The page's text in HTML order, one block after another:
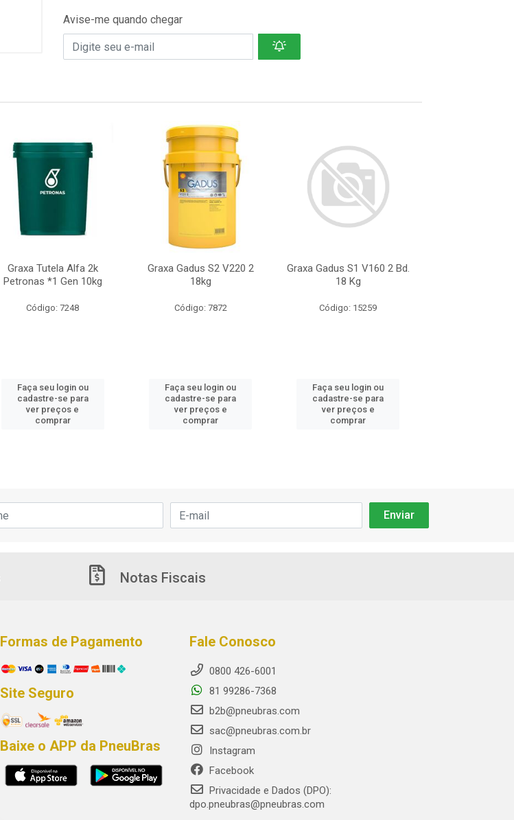
Avise-me quando chegar
Graxa Tutela Alfa 2k
Petronas *1 Gen 10kg
Código: 7248
Faça seu login ou
cadastre-se para
ver preços e
comprar
Graxa Gadus S2 V220 2
18kg
Código: 7872
Faça seu login ou
cadastre-se para
ver preços e
comprar
Graxa Gadus S1 V160 2 Bd.
18 Kg
Código: 15259
Faça seu login ou
cadastre-se para
ver preços e
comprar
Notas Fiscais
Formas de Pagamento
Site Seguro
Baixe o APP da PneuBras
Fale Conosco
0800 426-6001
81 99286-7368
b2b@pneubras.com
sac@pneubras.com.br
Instagram
Facebook
Privacidade e Dados (DPO):
dpo.pneubras@pneubras.com